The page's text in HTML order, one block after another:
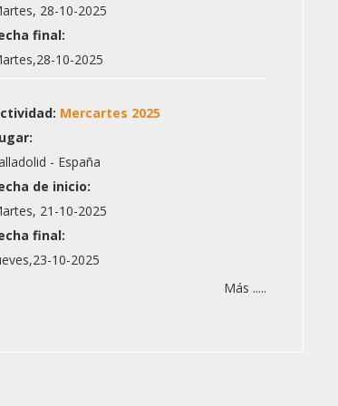
28-10-2025
final:
10-2025
Mercartes 2025
- España
de inicio:
21-10-2025
final:
10-2025
Más .....